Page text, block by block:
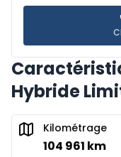
Hybride
Kilométrage
104 961 km